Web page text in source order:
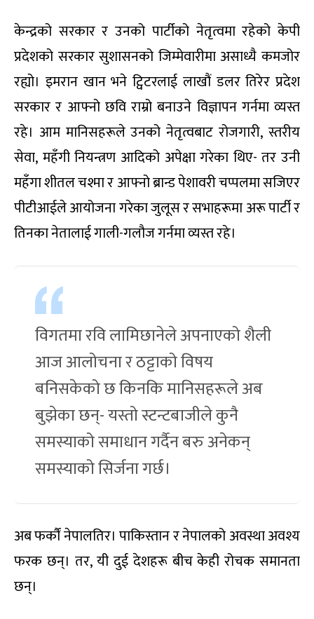
केन्द्रको सरकार र उनको पार्टीको नेतृत्वमा रहेको केपी
प्रदेशको सरकार सुशासनको जिम्मेवारीमा असाध्यै कमजोर
रह्यो। इमरान खान भने ट्विटरलाई लाखौं डलर तिरेर प्रदेश
सरकार र आफ्नो छवि राम्रो बनाउने विज्ञापन गर्नमा व्यस्त
रहे। आम मानिसहरूले उनको नेतृत्वबाट रोजगारी, स्तरीय
सेवा, महँगी नियन्त्रण आदिको अपेक्षा गरेका थिए- तर उनी
महँगा शीतल चश्मा र आफ्नो ब्रान्ड पेशावरी चप्पलमा सजिएर
पीटीआईले आयोजना गरेका जुलूस र सभाहरूमा अरू पार्टी र
तिनका नेतालाई गाली-गलौज गर्नमा व्यस्त रहे।
विगतमा रवि लामिछानेले अपनाएको शैली
आज आलोचना र ठट्टाको विषय
बनिसकेको छ किनकि मानिसहरूले अब
बुझेका छन्- यस्तो स्टन्टबाजीले कुनै
समस्याको समाधान गर्दैन बरु अनेकन्
समस्याको सिर्जना गर्छ।
अब फर्कौं नेपालतिर। पाकिस्तान र नेपालको अवस्था अवश्य
फरक छन्। तर, यी दुई देशहरू बीच केही रोचक समानता
छन्।